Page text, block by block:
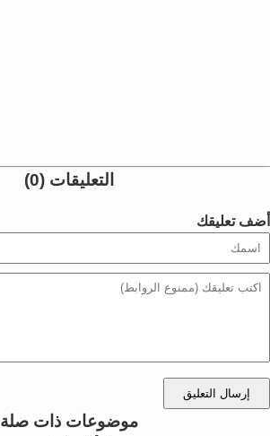
التعليقات (0)
أضف تعليقك
إرسال التعليق
موضوعات ذات صلة